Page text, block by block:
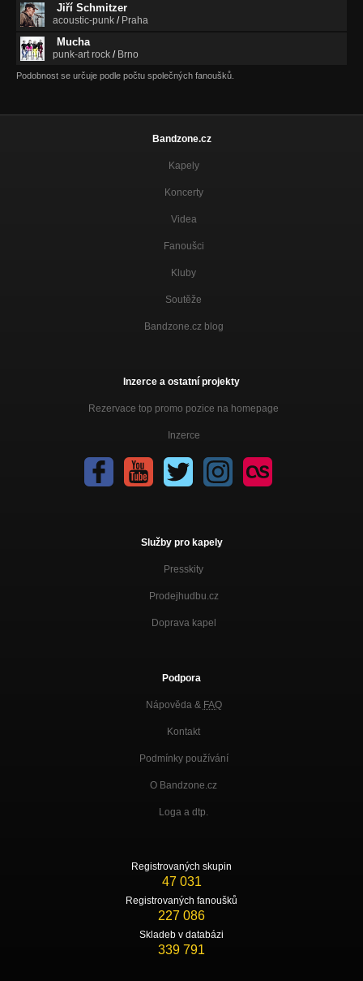
Jiří Schmitzer
acoustic-punk / Praha
Mucha
punk-art rock / Brno
Podobnost se určuje podle počtu společných fanoušků.
Bandzone.cz
Kapely
Koncerty
Videa
Fanoušci
Kluby
Soutěže
Bandzone.cz blog
Inzerce a ostatní projekty
Rezervace top promo pozice na homepage
Inzerce
Služby pro kapely
Presskity
Prodejhudbu.cz
Doprava kapel
Podpora
Nápověda & FAQ
Kontakt
Podmínky používání
O Bandzone.cz
Loga a dtp.
Registrovaných skupin
47 031
Registrovaných fanoušků
227 086
Skladeb v databázi
339 791